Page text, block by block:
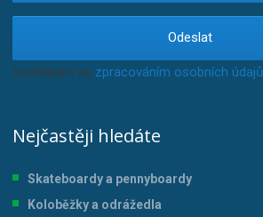
Odeslat
Souhlasím se zpracováním osobních údajů
Nejčastěji hledáte
Skateboardy a pennyboardy
Koloběžky a odrážedla